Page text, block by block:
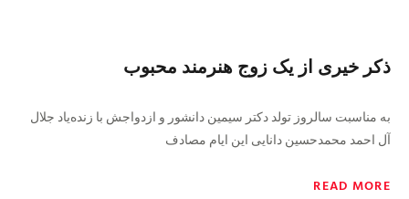
ذکر خیری از یک زوج هنرمند محبوب
به مناسبت سالروز تولد دکتر سیمین دانشور و ازدواجش با زنده‌یاد جلال
آل احمد محمدحسین دانایی این ایام مصادف
READ MORE